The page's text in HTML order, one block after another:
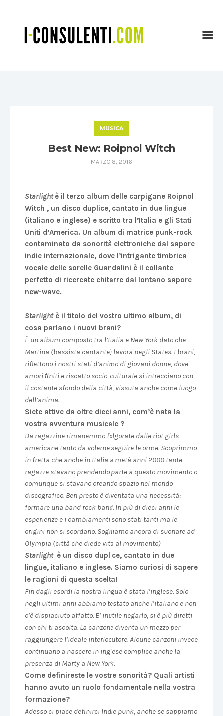
MUSICA
Best New: Roipnol Witch
MARZO 8, 2016
Starlightè il terzo album delle carpigane Roipnol
Witch , un disco duplice, cantato in due lingue
(italiano e inglese) e scritto tra l’Italia e gli Stati
Uniti d’America. Un album di matrice punk-rock
contaminato da sonorità elettroniche dal sapore
indie internazionale, dove l’intrigante timbrica
vocale delle sorelle Guandalini è il collante
perfetto di ricercate chitarre dal lontano sapore
new-wave.
Starlightè il titolo del vostro ultimo album, di
cosa parlano i nuovi brani?
È un album composto tra l’Italia e New York dato che
Martina (bassista cantante) lavora negli States. I brani,
riflettono i nostri stati d’animo di giovani donne, dove
amori ﬁniti e riscatto socio-culturale si intrecciano con
il costante sfondo della città, vissuta anche come luogo
dell’anima.
Siete attive da oltre dieci anni, com’è nata la
vostra avventura musicale ?
Da ragazzine rimanemmo folgorate dalle riot girls
americane tanto da volerne seguire le orme. Scoprimmo
in fretta che anche in Italia a metà anni 2000 tante
ragazze stavano prendendo parte a questo movimento o
comunque si stavano creando spazio nel mondo
discografico. Ben presto è diventata una necessità:
formare una band rock band. In più di dieci anni le
esperienze e i cambiamenti sono stati tanti ma le
origini non si scordano. Sogniamo ancora di suonare ad
Olympia (città che diede vita al movimento)
Starlight è un disco duplice, cantato in due
lingue, italiano e inglese. Siamo curiosi di sapere
le ragioni di questa scelta!
Fin dagli esordi la nostra lingua è stata l’inglese. Solo
negli ultimi anni abbiamo testato anche l’italiano e non
c’è dispiaciuto affatto. E’ inutile negarlo, si è più diretti
con chi ti ascolta. La canzone diventa un mezzo per
raggiungere l’ideale interlocutore. Alcune canzoni invece
continuano a nascere in inglese complice anche la
presenza di Marty a New York.
Come definireste le vostre sonorità? Quali artisti
hanno avuto un ruolo fondamentale nella vostra
formazione?
Adesso ci piace definirci Indie punk, anche se sappiamo